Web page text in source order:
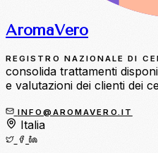
AromaVero
REGISTRO NAZIONALE DI
consolida trattamenti
e valutazioni dei clienti dei
INFO@AROMAVERO.IT
Italia